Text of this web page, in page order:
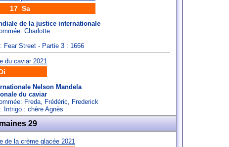
17 Sa
de la justice internationale
Charlotte
Fear Street - Partie 3 : 1666
Nelson Mandela
du caviar
Freda Frédéric
Frederick
Intrigo : chère Agnès
29